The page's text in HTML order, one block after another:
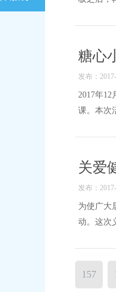
糖心
发布：
2017年
课。本次
关爱
发布：
为使广大
动。这次
157